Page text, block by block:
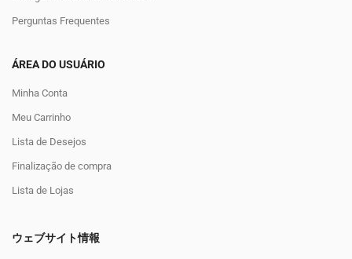
Perguntas Frequentes
ÁREA DO USUÁRIO
Minha Conta
Meu Carrinho
Lista de Desejos
Finalização de compra
Lista de Lojas
ウェブサイト情報